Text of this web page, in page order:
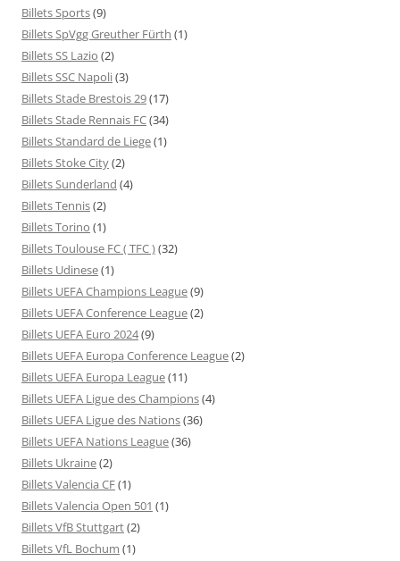
Billets Sports(9)
Billets SpVgg Greuther Fürth (1)
Billets SS Lazio (2)
Billets SSC Napoli(3)
Billets Stade Brestois 29(17)
Billets Stade Rennais FC(34)
Billets Standard de Liege(1)
Billets Stoke City(2)
Billets Sunderland (4)
Billets Tennis(2)
Billets Torino (1)
Billets Toulouse FC ( TFC )(32)
Billets Udinese(1)
Billets UEFA Champions League(9)
Billets UEFA Conference League(2)
Billets UEFA Euro 2024(9)
Billets UEFA Europa Conference League(2)
Billets UEFA Europa League(11)
Billets UEFA Ligue des Champions(4)
Billets UEFA Ligue des Nations(36)
Billets UEFA Nations League(36)
Billets Ukraine(2)
Billets Valencia CF(1)
Billets Valencia Open 501 (1)
Billets VfB Stuttgart(2)
Billets VfL Bochum (1)